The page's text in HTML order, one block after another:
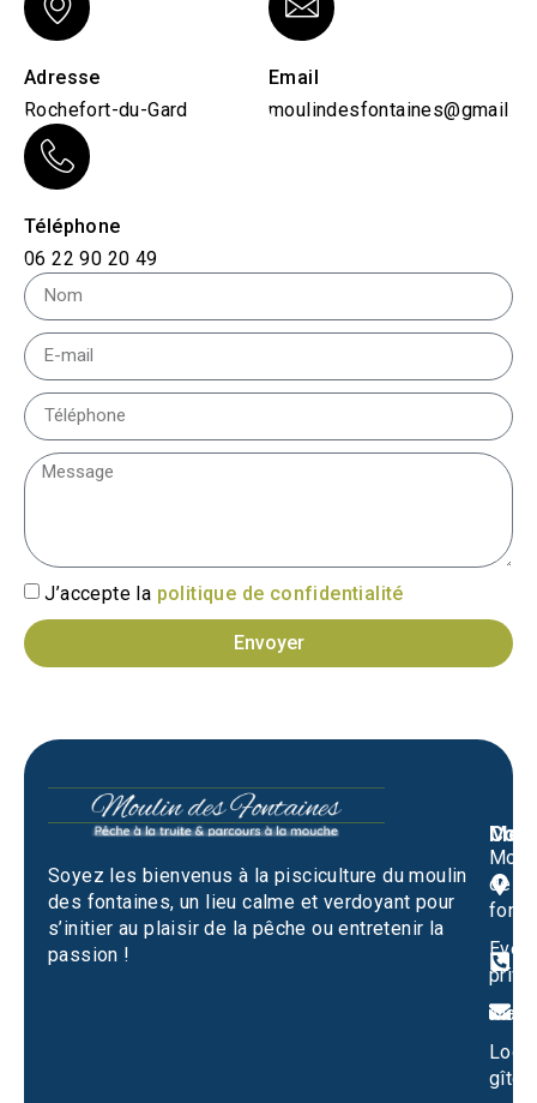
J’accepte la politique de confidentialité
Envoyer
Adresse
Rochefort-du-Gard
Email
Téléphone
06 22 90 20 49
Soyez les bienvenus à la pisciculture du moulin
des fontaines, un lieu calme et verdoyant pour
s’initier au plaisir de la pêche ou entretenir la
passion !
des
privé
gîtes